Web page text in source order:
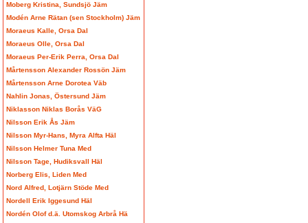
Moberg Kristina, Sundsjö Jäm
Modén Arne Rätan (sen Stockholm) Jäm
Moraeus Kalle, Orsa Dal
Moraeus Olle, Orsa Dal
Moraeus Per-Erik Perra, Orsa Dal
Mårtensson Alexander Rossön Jäm
Mårtensson Arne Dorotea Väb
Nahlin Jonas, Östersund Jäm
Niklasson Niklas Borås VäG
Nilsson Erik Ås Jäm
Nilsson Myr-Hans, Myra Alfta Häl
Nilsson Helmer Tuna Med
Nilsson Tage, Hudiksvall Häl
Norberg Elis, Liden Med
Nord Alfred, Lotjärn Stöde Med
Nordell Erik Iggesund Häl
Nordén Olof d.ä. Utomskog Arbrå Hä